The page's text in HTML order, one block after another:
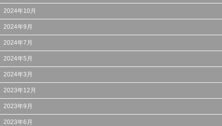
2024年10月
2024年9月
2024年7月
2024年5月
2024年3月
2023年12月
2023年9月
2023年6月